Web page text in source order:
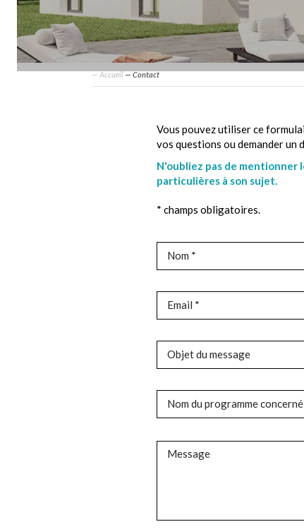
— Accueil—Contact
Vous pouvez utiliser ce
vos questions ou demander un
N'oubliez pas de mentionner
particulières à son sujet.
* champs obligatoires.
Nom *
Email *
Objet du message
Nom du programme concerné
Message